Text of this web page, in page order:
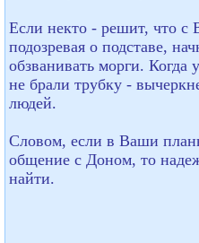
Если некто - решит, что с
подозревая о подставе,
обзванивать морги. Когда
не брали трубку -
людей.
Словом, если в Ваши
общение с Доном, то
найти.